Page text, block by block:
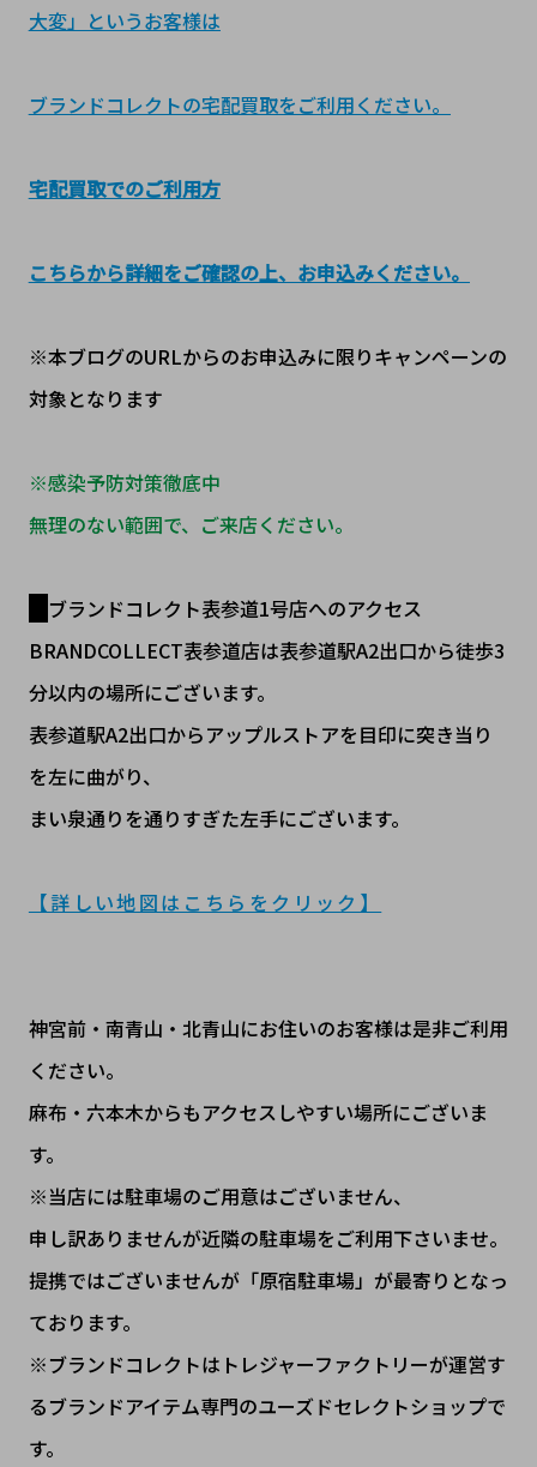
大変」というお客様は
ブランドコレクトの宅配買取をご利用ください。
宅配買取でのご利用方
こちらから詳細をご確認の上、お申込みください。
※本ブログのURLからのお申込みに限りキャンペーンの
対象となります
※感染予防対策徹底中
無理のない範囲で、ご来店ください。
ブランドコレクト表参道1号店へのアクセス
BRANDCOLLECT表参道店は表参道駅A2出口から徒歩3
分以内の場所にございます。
表参道駅A2出口からアップルストアを目印に突き当り
を左に曲がり、
まい泉通りを通りすぎた左手にございます。
【詳しい地図はこちらをクリック】
神宮前・南青山・北青山にお住いのお客様は是非ご利用
ください。
麻布・六本木からもアクセスしやすい場所にございま
す。
※当店には駐車場のご用意はございません、
申し訳ありませんが近隣の駐車場をご利用下さいませ。
提携ではございませんが「原宿駐車場」が最寄りとなっ
ております。
※ブランドコレクトはトレジャーファクトリーが運営す
るブランドアイテム専門のユーズドセレクトショップで
す。